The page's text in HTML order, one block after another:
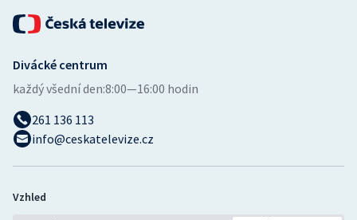
Divácké centrum
každý všední den:8:00—16:00 hodin
261 136 113
info@ceskatelevize.cz
Vzhled